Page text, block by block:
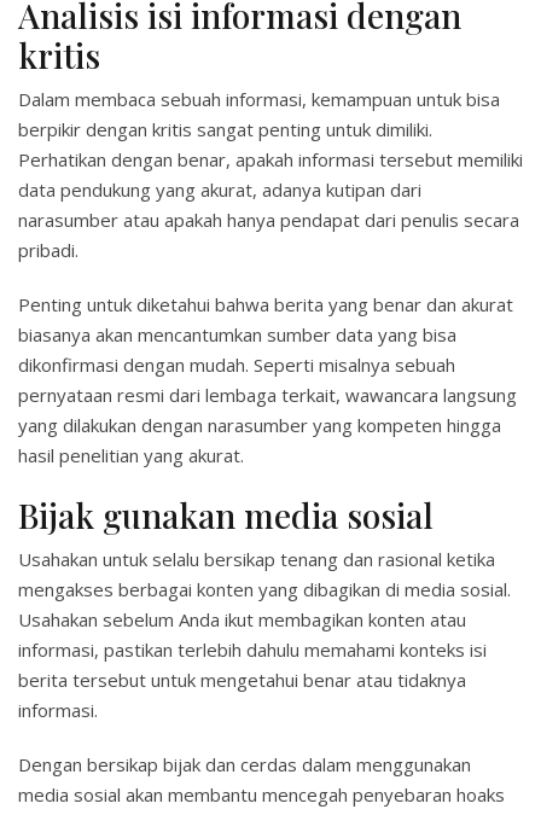
Analisis isi informasi dengan
kritis
Dalam membaca sebuah informasi, kemampuan untuk bisa
berpikir dengan kritis sangat penting untuk dimiliki.
Perhatikan dengan benar, apakah informasi tersebut memiliki
data pendukung yang akurat, adanya kutipan dari
narasumber atau apakah hanya pendapat dari penulis secara
pribadi.
Penting untuk diketahui bahwa berita yang benar dan akurat
biasanya akan mencantumkan sumber data yang bisa
dikonfirmasi dengan mudah. Seperti misalnya sebuah
pernyataan resmi dari lembaga terkait, wawancara langsung
yang dilakukan dengan narasumber yang kompeten hingga
hasil penelitian yang akurat.
Bijak gunakan media sosial
Usahakan untuk selalu bersikap tenang dan rasional ketika
mengakses berbagai konten yang dibagikan di media sosial.
Usahakan sebelum Anda ikut membagikan konten atau
informasi, pastikan terlebih dahulu memahami konteks isi
berita tersebut untuk mengetahui benar atau tidaknya
informasi.
Dengan bersikap bijak dan cerdas dalam menggunakan
media sosial akan membantu mencegah penyebaran hoaks